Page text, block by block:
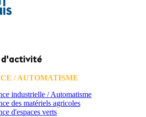
d'activité
/ AUTOMATISME
industrielle / Automatisme
des matériels agricoles
d'espaces verts